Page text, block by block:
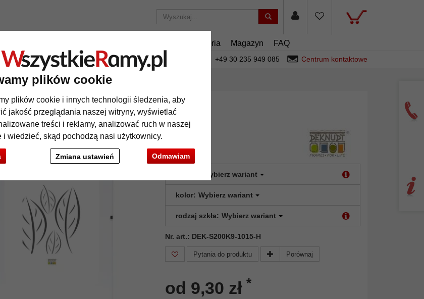
plików cookie
plików cookie i innych technologii śledzenia, aby
jakość przeglądania naszej witryny, wyświetlać
treści i reklamy, analizować ruch w naszej
i wiedzieć, skąd pochodzą nasi użytkownicy.
Odmawiam
Zmiana ustawień
Akcesoria Magazyn FAQ
Tylko 25,95 zł za wysyłkę. +49 30 235 949 085 Centrum kontaktowe
Wybierz wariant
kolor: Wybierz wariant
rodzaj szkła: Wybierz wariant
Nr. art.: DEK-S200K9-1015-H
Pytania do produktu Porównaj
od 9,30 zł *